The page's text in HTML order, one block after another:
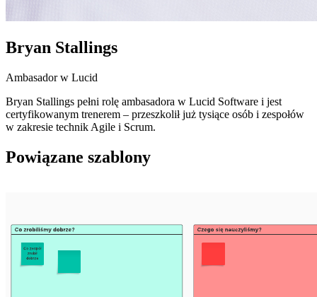
Bryan Stallings
Ambasador w Lucid
Bryan Stallings pełni rolę ambasadora w Lucid Software i jest
certyfikowanym trenerem – przeszkolił już tysiące osób i zespołów
w zakresie technik Agile i Scrum.
Powiązane szablony